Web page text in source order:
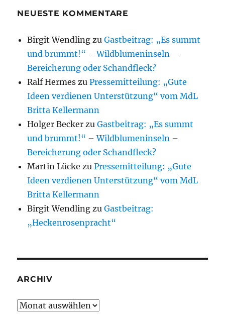
NEUESTE KOMMENTARE
Birgit Wendling zuGastbeitrag: „Es summt
und brummt!“ – Wildblumeninseln –
Bereicherung oder Schandfleck?
Ralf Hermes zuPressemitteilung: „Gute
Ideen verdienen Unterstützung“ vom MdL
Britta Kellermann
Holger Becker zuGastbeitrag: „Es summt
und brummt!“ – Wildblumeninseln –
Bereicherung oder Schandfleck?
Martin Lücke zuPressemitteilung: „Gute
Ideen verdienen Unterstützung“ vom MdL
Britta Kellermann
Birgit Wendling zuGastbeitrag:
„Heckenrosenpracht“
ARCHIV
Archiv